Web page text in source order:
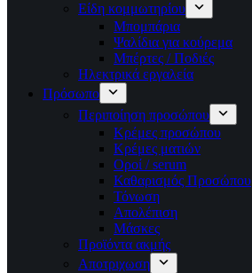
Είδη κομμωτηρίου
Μπομπάρια
Ψαλίδια για κούρεμα
Μπέρτες / Ποδιές
Ηλεκτρικά εργαλεία
Πρόσωπο
Περιποίηση προσώπου
Κρέμες προσώπου
Κρέμες ματιών
Οροί / serum
Καθαρισμός Προσώπου
Τόνωση
Απολέπιση
Μάσκες
Προϊόντα ακμής
Αποτριχωση